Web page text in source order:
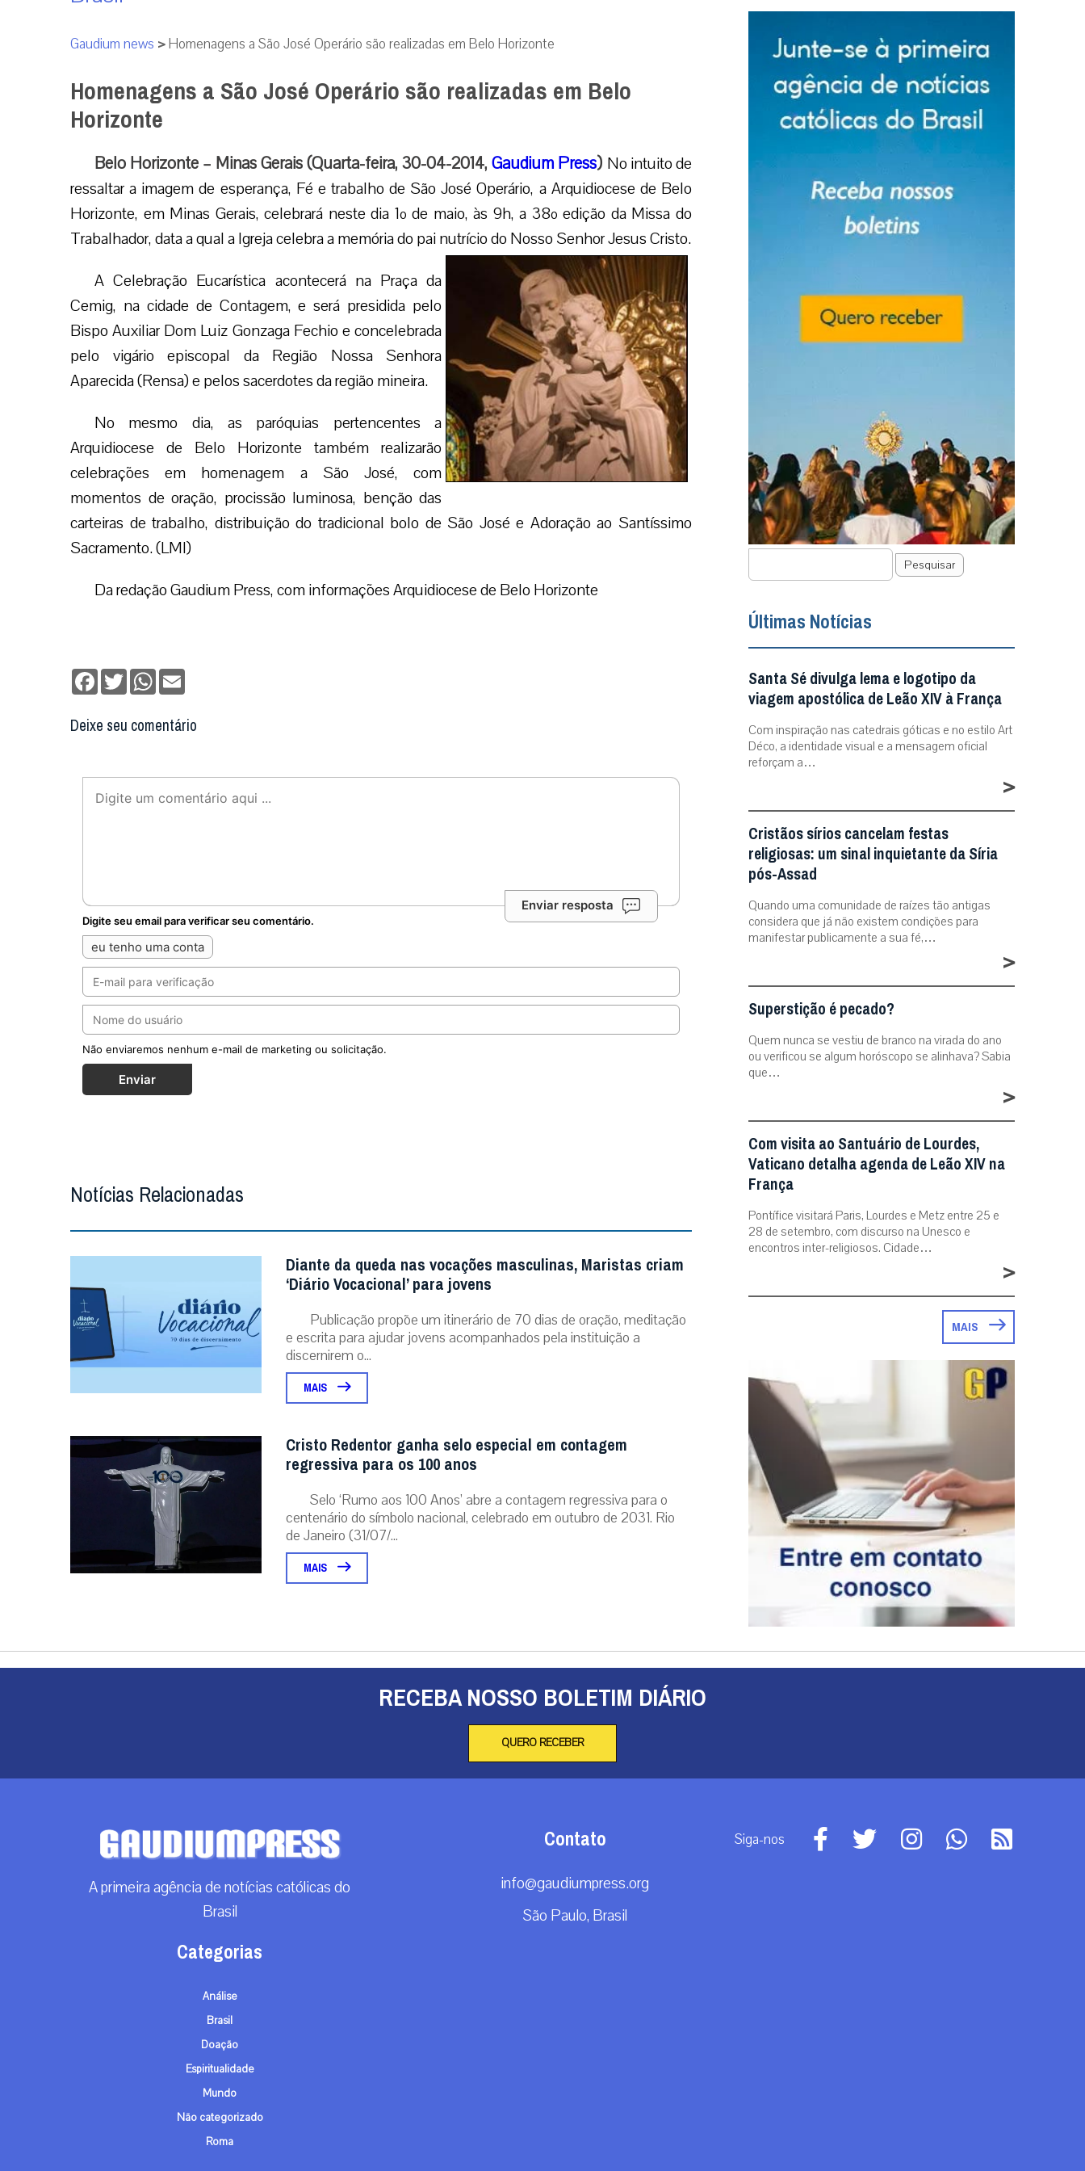
Gaudium news >Homenagens a São José Operário são realizadas em Belo Horizonte
Homenagens a São José Operário são realizadas em Belo
Horizonte
Belo Horizonte – Minas Gerais (Quarta-feira, 30-04-2014, Gaudium Press) No intuito de
ressaltar a imagem de esperança, Fé e trabalho de São José Operário, a Arquidiocese de Belo
Horizonte, em Minas Gerais, celebrará neste dia 1º de maio, às 9h, a 38º edição da Missa do
Trabalhador, data a qual a Igreja celebra a memória do pai nutrício do Nosso Senhor Jesus Cristo.
A Celebração Eucarística acontecerá na Praça da
Cemig, na cidade de Contagem, e será presidida pelo
Bispo Auxiliar Dom Luiz Gonzaga Fechio e concelebrada
pelo vigário episcopal da Região Nossa Senhora
Aparecida (Rensa) e pelos sacerdotes da região mineira.
No mesmo dia, as paróquias pertencentes a
Arquidiocese de Belo Horizonte também realizarão
celebrações em homenagem a São José, com
momentos de oração, procissão luminosa, benção das
carteiras de trabalho, distribuição do tradicional bolo de São José e Adoração ao Santíssimo
Sacramento. (LMI)
Da redação Gaudium Press, com informações Arquidiocese de Belo Horizonte
Facebook
TwitterWhatsApp
Deixe seu comentário
Enviar resposta
Digite seu email para verificar seu comentário.
eu tenho uma conta
Não enviaremos nenhum e-mail de marketing ou solicitação.
Enviar
Notícias Relacionadas
Diante da queda nas vocações masculinas, Maristas criam
‘Diário Vocacional’ para jovens
Publicação propõe um itinerário de 70 dias de oração, meditação
e escrita para ajudar jovens acompanhados pela instituição a
discernirem o...
MAIS
Cristo Redentor ganha selo especial em contagem
regressiva para os 100 anos
Selo ‘Rumo aos 100 Anos’ abre a contagem regressiva para o
centenário do símbolo nacional, celebrado em outubro de 2031. Rio
de Janeiro (31/07/...
MAIS
Pesquisar
Últimas Notícias
Santa Sé divulga lema e logotipo da
viagem apostólica de Leão XIV à França
Com inspiração nas catedrais góticas e no estilo Art
Déco, a identidade visual e a mensagem oficial
reforçam a…
>
Cristãos sírios cancelam festas
religiosas: um sinal inquietante da Síria
pós-Assad
Quando uma comunidade de raízes tão antigas
considera que já não existem condições para
manifestar publicamente a sua fé,…
>
Superstição é pecado?
Quem nunca se vestiu de branco na virada do ano
ou verificou se algum horóscopo se alinhava? Sabia
que…
>
Com visita ao Santuário de Lourdes,
Vaticano detalha agenda de Leão XIV na
França
Pontífice visitará Paris, Lourdes e Metz entre 25 e
28 de setembro, com discurso na Unesco e
encontros inter-religiosos. Cidade…
>
MAIS
RECEBA NOSSO BOLETIM DIÁRIO
QUERO RECEBER
A primeira agência de notícias católicas do
Brasil
Categorias
Análise
Brasil
Doação
Espiritualidade
Mundo
Não categorizado
Roma
Contato
info@gaudiumpress.org
São Paulo, Brasil
Siga-nos